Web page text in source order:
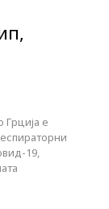
Грција е
19,